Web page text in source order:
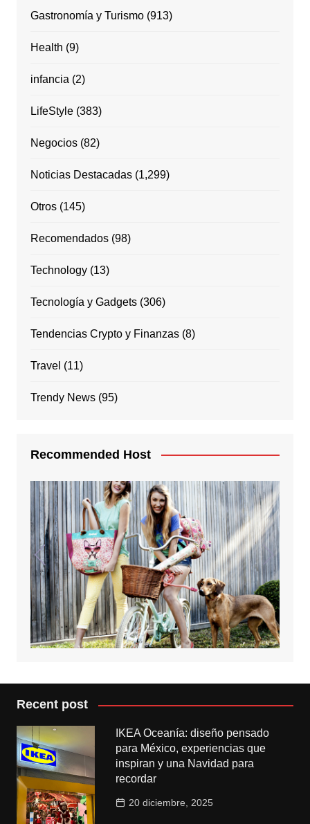
Gastronomía y Turismo(913)
Health (9)
infancia (2)
LifeStyle(383)
Negocios(82)
Noticias Destacadas(1,299)
Otros(145)
Recomendados(98)
Technology(13)
Tecnología y Gadgets(306)
Tendencias Crypto y Finanzas(8)
Travel (11)
Trendy News(95)
Recommended Host
Recent post
IKEA Oceanía: diseño pensado
para México, experiencias que
inspiran y una Navidad para
recordar
20 diciembre, 2025